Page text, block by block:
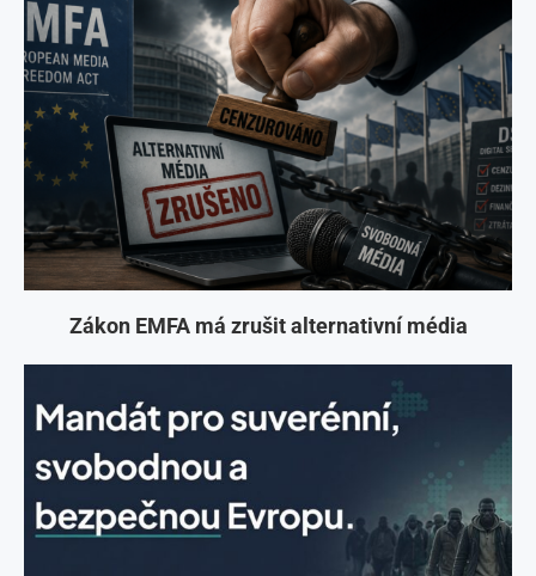
Zákon EMFA má zrušit alternativní média